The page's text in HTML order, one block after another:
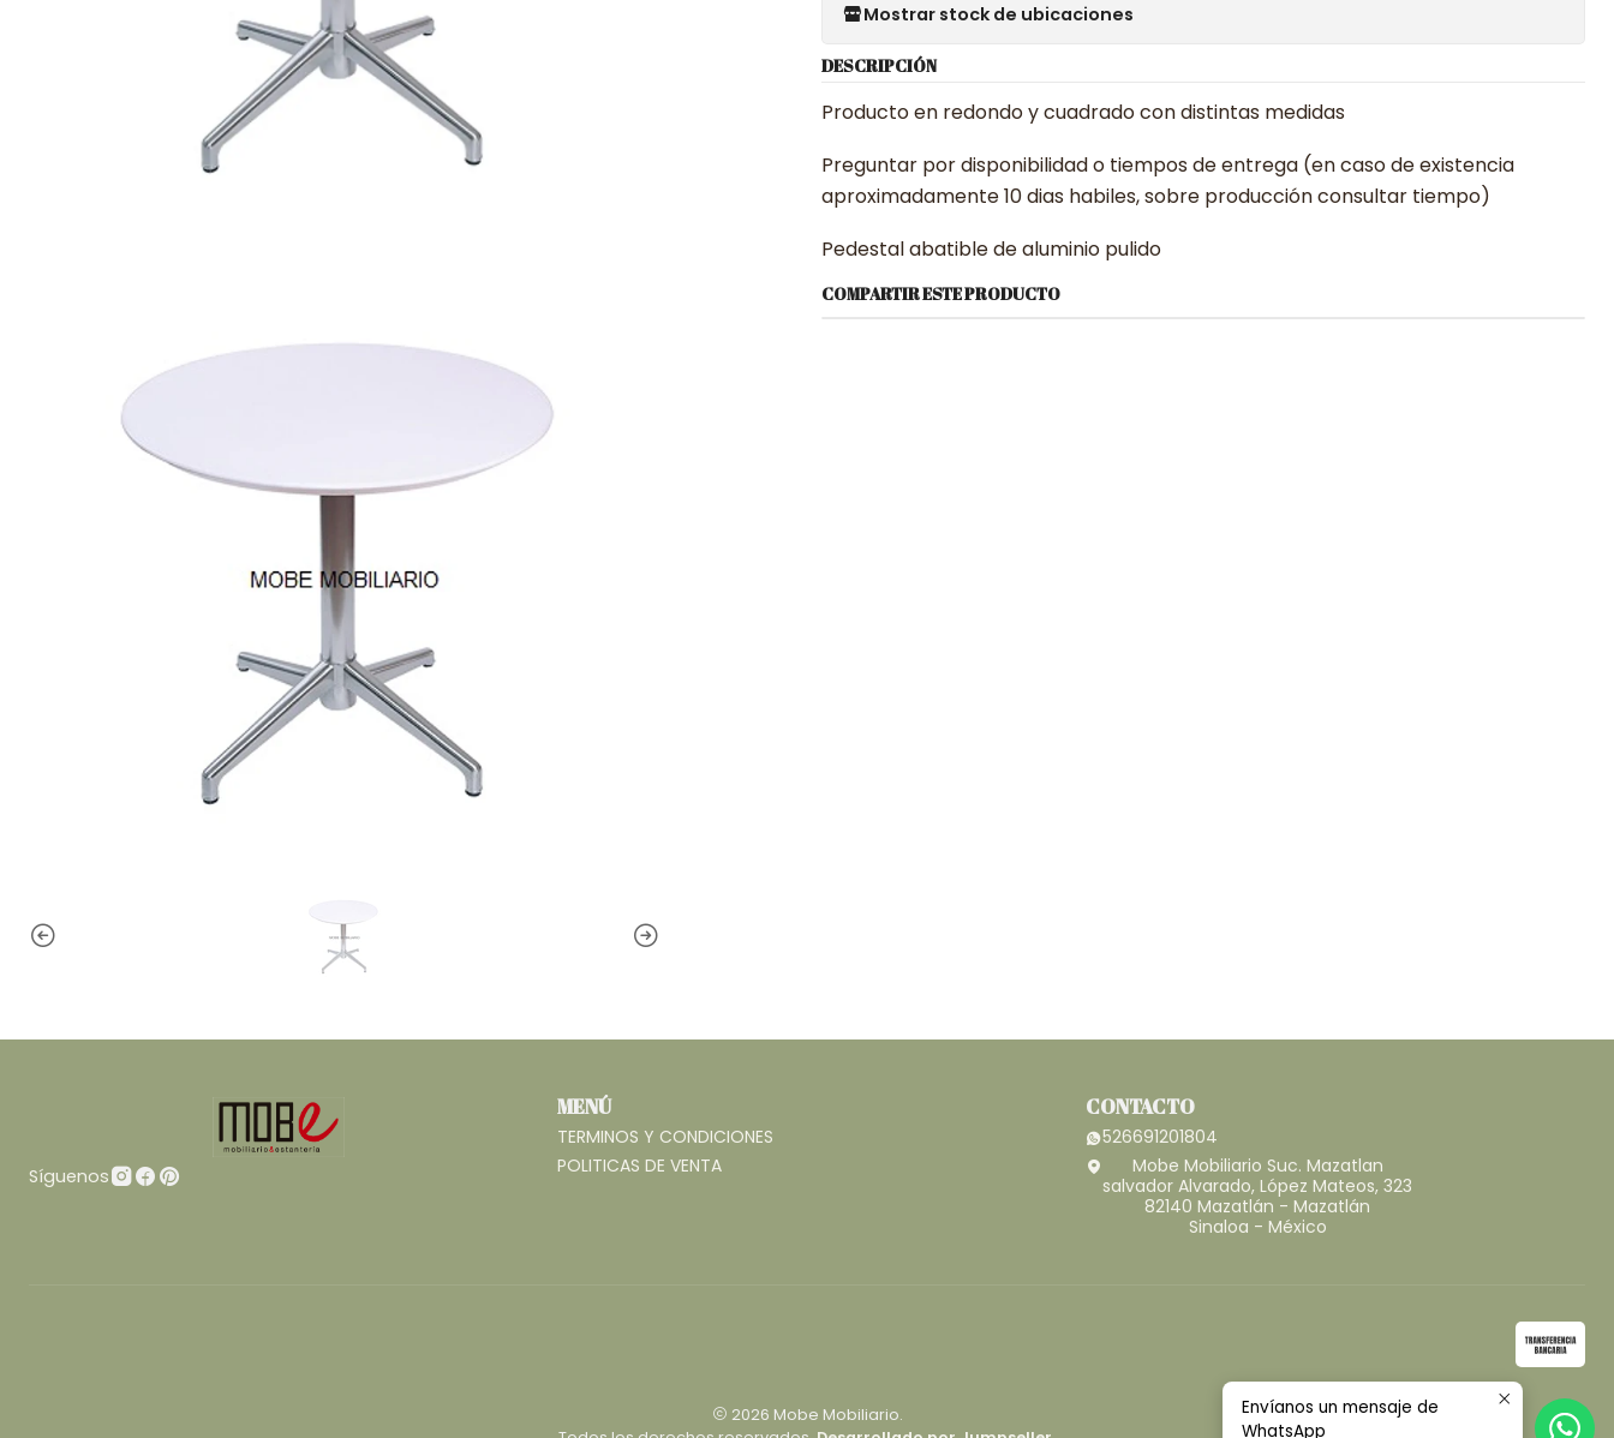
Mostrar stock de ubicaciones
DESCRIPCIÓN
Producto en redondo y cuadrado con distintas medidas
Preguntar por disponibilidad o tiempos de entrega (en caso de existencia
aproximadamente 10 dias habiles, sobre producción consultar tiempo)
Pedestal abatible de aluminio pulido
COMPARTIR ESTE PRODUCTO
Síguenos
MENÚ
TERMINOS Y CONDICIONES
POLITICAS DE VENTA
CONTACTO
526691201804
Mobe Mobiliario Suc. Mazatlan
salvador Alvarado, López Mateos, 323
82140 Mazatlán - Mazatlán
Sinaloa - México
2026 Mobe Mobiliario.
Envíanos un mensaje de
WhatsApp